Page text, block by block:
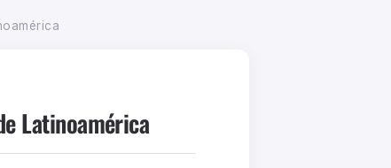
Latinoamérica